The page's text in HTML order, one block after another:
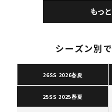
キーワードから探す
ロー SP ホ
もっ
シーズン別
26SS 2026春夏
25SS 2025春夏